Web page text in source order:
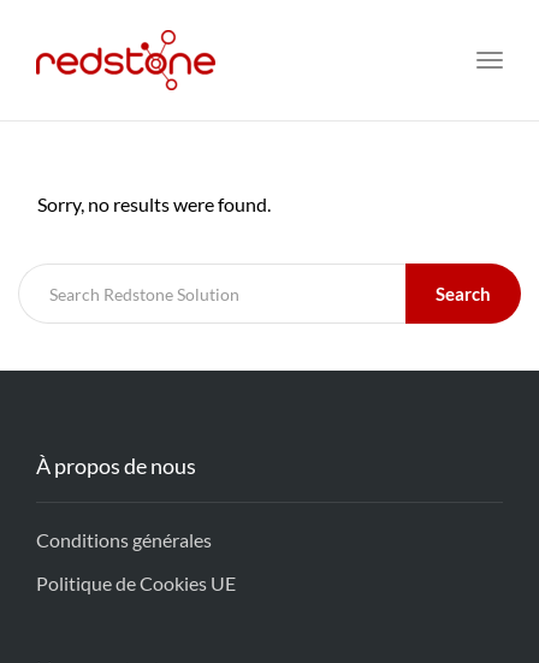
Sorry, no results were found.
Search
À propos de nous
Conditions générales
Politique de Cookies UE